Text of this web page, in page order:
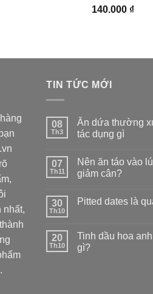
140.000 ₫
nhất,
TIN TỨC MỚI
08
Th3
Ăn dứa thường
tác dụng gì
07
Th11
Nên ăn táo vào
giảm cân?
30
Th10
Pitted dates là
20
Th10
Tinh dầu hoa
gì?